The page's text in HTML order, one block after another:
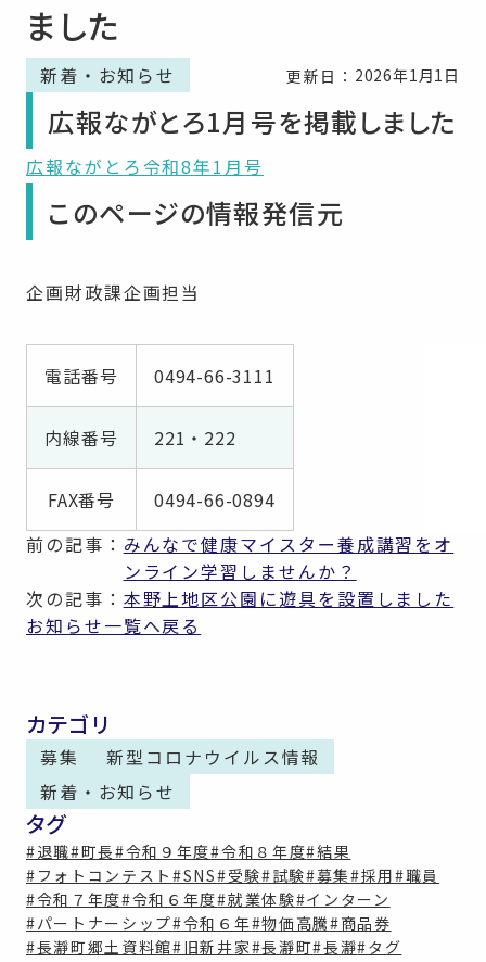
ました
新着・お知らせ 更新日： 2026年1月1日
広報ながとろ1月号を掲載しました
広報ながとろ令和8年1月号
このページの情報発信元
企画財政課企画担当
電話番号 0494-66-3111
内線番号 221・222
FAX番号
0494-66-0894
前の記事： みんなで健康マイスター養成講習をオ
ンライン学習しませんか？
次の記事： 本野上地区公園に遊具を設置しました
お知らせ一覧へ戻る
カテゴリ
募集
新型コロナウイルス情報
新着・お知らせ
タグ
#退職#町長#令和９年度#令和８年度#結果
#フォトコンテスト#SNS#受験#試験#募集#採用#職員
#令和７年度#令和６年度#就業体験#インターン
#パートナーシップ#令和６年#物価高騰#商品券
#長瀞町郷土資料館#旧新井家#長瀞町#長瀞#タグ